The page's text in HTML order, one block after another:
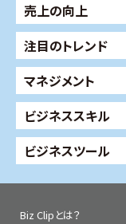
売上の向上
注目のトレンド
マネジメント
ビジネススキル
ビジネスツール
Biz Clipとは？